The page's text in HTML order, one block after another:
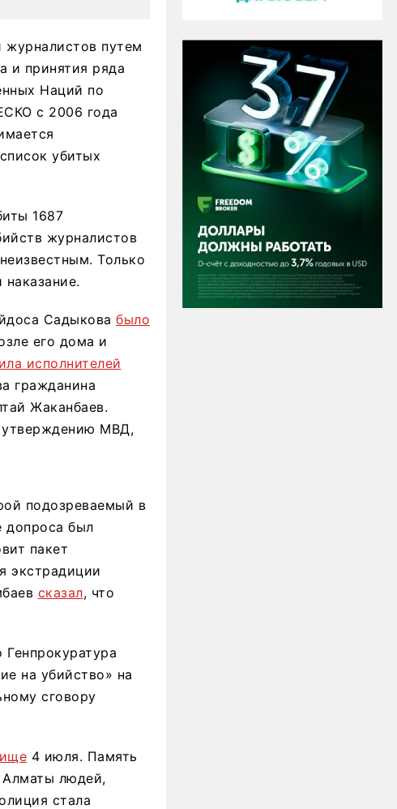
путем
и принятия ряда
Наций по
с 2006 года
убитых
1687
журналистов
Только
Садыкова было
его дома и
исполнителей
гражданина
Жаканбаев.
утверждению МВД,
подозреваемый в
допроса был
пакет
экстрадиции
сказал, что
Генпрокуратура
на убийство» на
сговору
4 июля. Память
Алматы людей,
стала